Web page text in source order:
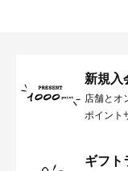
新規入
店舗とオ
ポイント
ギフト